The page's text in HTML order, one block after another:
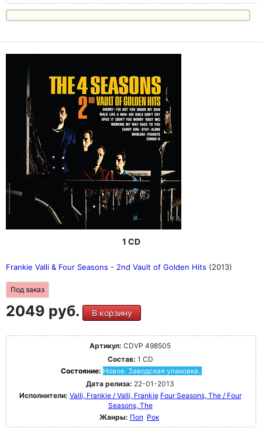
1 CD
Frankie Valli & Four Seasons - 2nd Vault of Golden Hits (2013)
Под заказ
2049 руб. В корзину
Артикул: CDVP 498505
Состав: 1 CD
Состояние: Новое. Заводская упаковка.
Дата релиза: 22-01-2013
Исполнители: Valli, Frankie / Valli, Frankie Four Seasons, The / Four
Seasons, The
Жанры: Поп Рок